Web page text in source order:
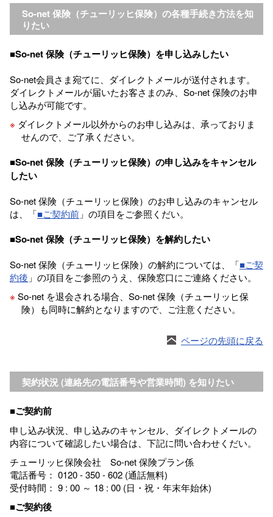
So-net 保険（チューリッヒ保険）の各種手続き方法を知
りたい
■So-net 保険（チューリッヒ保険）を申し込みしたい
So-net会員さま宛てに、ダイレクトメールが送付されます。
ダイレクトメールが届いたお客さまのみ、So-net 保険のお申
し込みが可能です。
※ ダイレクトメール以外からのお申し込みは、承っておりま
せんので、ご了承ください。
■So-net 保険（チューリッヒ保険）の申し込みをキャンセル
したい
So-net 保険（チューリッヒ保険）のお申し込みのキャンセル
は、「■ご契約前 」の項目をご参照くだい。
■So-net 保険（チューリッヒ保険）を解約したい
So-net 保険（チューリッヒ保険）の解約については、「■ご契
約後 」の項目をご参照のうえ、保険窓口にご連絡ください。
※ So-net を退会される場合、So-net 保険（チューリッヒ保
険）も同時に解約となりますので、ご注意ください。
ページの先頭に戻る
契約状況 (連絡先の電話番号や営業時間) を知りたい
■ご契約前
申し込み状況、申し込みのキャンセル、ダイレクトメールの
内容について確認したい場合は、下記に問い合わせくだい。
チューリッヒ保険会社 So-net 保険プラン係
電話番号： 0120 - 350 - 602 (通話無料)
受付時間： 9 : 00 ～ 18 : 00 (日・祝・年末年始休)
■ご契約後